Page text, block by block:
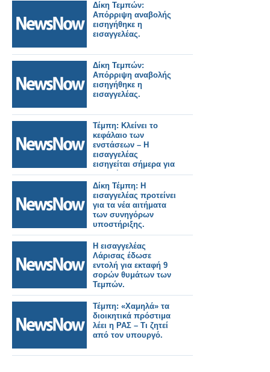
Δίκη Τεμπών:
Απόρριψη αναβολής
εισηγήθηκε η
εισαγγελέας.
Δίκη Τεμπών:
Απόρριψη αναβολής
εισηγήθηκε η
εισαγγελέας.
Τέμπη: Κλείνει το
κεφάλαιο των
ενστάσεων – Η
εισαγγελέας
εισηγείται σήμερα για
τα αιτήματα
αναβολής.
Δίκη Τέμπη: Η
εισαγγελέας προτείνει
για τα νέα αιτήματα
των συνηγόρων
υποστήριξης.
Η εισαγγελέας
Λάρισας έδωσε
εντολή για εκταφή 9
σορών θυμάτων των
Τεμπών.
Τέμπη: «Χαμηλά» τα
διοικητικά πρόστιμα
λέει η ΡΑΣ – Τι ζητεί
από τον υπουργό.